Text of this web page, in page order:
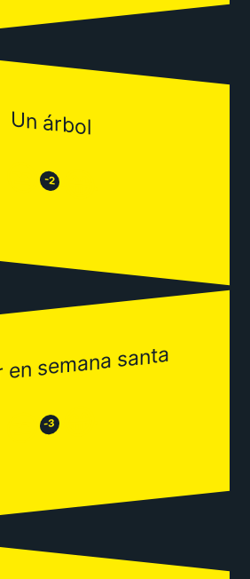
Un árbol
😒 -2 😂
semana santa
😒 -3 😂